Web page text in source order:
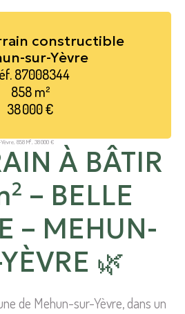
constructible
sur-Yèvre
87008344
858 m²
38 000 €
858 M², 38 000 €
À BÂTIR
– BELLE
– MEHUN-
🌿
de Mehun-sur-Yèvre, dans un